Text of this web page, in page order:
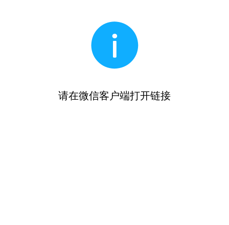
请在微信客户端打开链接